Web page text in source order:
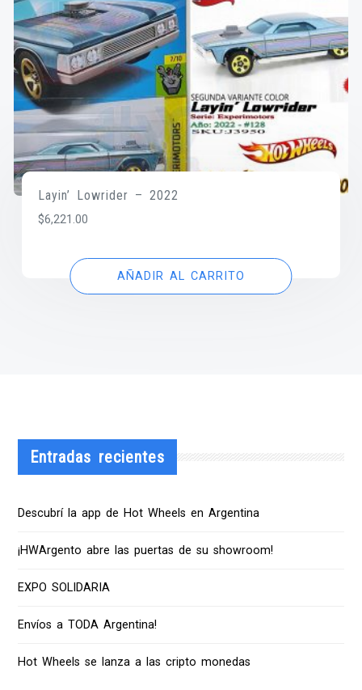
Layin’ Lowrider – 2022
$6,221.00
AÑADIR AL CARRITO
Entradas recientes
Descubrí la app de Hot Wheels en Argentina
¡HWArgento abre las puertas de su showroom!
EXPO SOLIDARIA
Envíos a TODA Argentina!
Hot Wheels se lanza a las cripto monedas